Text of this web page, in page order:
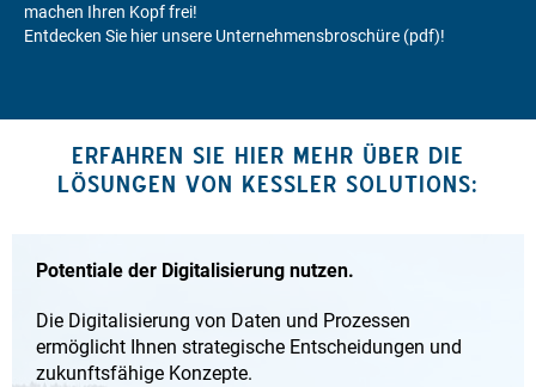
machen Ihren Kopf frei!
Entdecken Sie hier unsere Unternehmensbroschüre (pdf)!
ERFAHREN SIE HIER MEHR ÜBER DIE
LÖSUNGEN VON KESSLER SOLUTIONS:
Potentiale der Digitalisierung nutzen.
Die Digitalisierung von Daten und Prozessen
ermöglicht Ihnen strategische Entscheidungen und
zukunftsfähige Konzepte.